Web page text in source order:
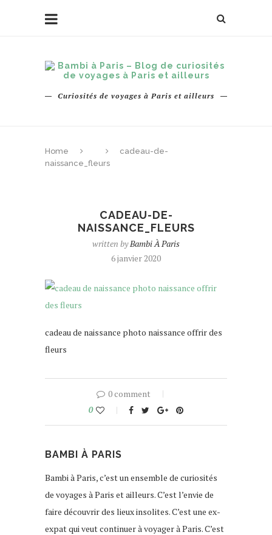
Curiosités de voyages à Paris et ailleurs
Home
cadeau-de-
naissance_fleurs
CADEAU-DE-
NAISSANCE_FLEURS
written byBambi À Paris
6 janvier 2020
cadeau de naissance photo naissance offrir des
fleurs
0 comment
0
BAMBI À PARIS
Bambi à Paris, c’est un ensemble de curiosités
de voyages à Paris et ailleurs. C’est l’envie de
faire découvrir des lieux insolites. C’est une ex-
expat qui veut continuer à voyager à Paris. C’est